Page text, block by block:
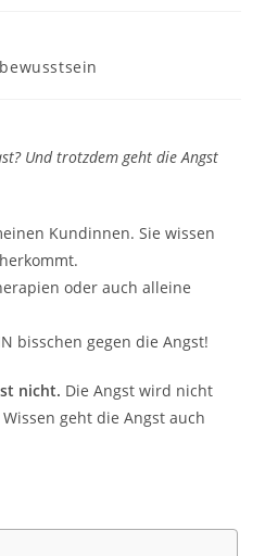
Und trotzdem geht die Angst
Kundinnen. Sie wissen
oder auch alleine
bisschen gegen die Angst!
nicht. Die Angst wird nicht
geht die Angst auch